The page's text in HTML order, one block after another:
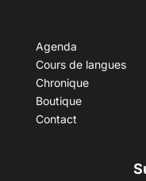
Agenda
Cours de langues
Chronique
Boutique
Contact